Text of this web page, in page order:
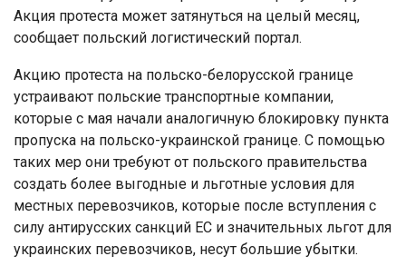
Акция протеста может затянуться на целый месяц,
сообщает польский логистический портал.
Акцию протеста на польско-белорусской границе
устраивают польские транспортные компании,
которые с мая начали аналогичную блокировку пункта
пропуска на польско-украинской границе. С помощью
таких мер они требуют от польского правительства
создать более выгодные и льготные условия для
местных перевозчиков, которые после вступления с
силу антирусских санкций ЕС и значительных льгот для
украинских перевозчиков, несут большие убытки.